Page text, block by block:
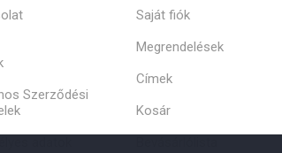
Szerződési
Saját fiók
Megrendelések
Címek
Kosár